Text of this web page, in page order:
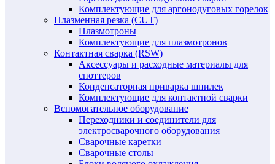
Комплектующие для аргонодуговых горелок
Плазменная резка (CUT)
Плазмотроны
Комплектующие для плазмотронов
Контактная сварка (RSW)
Аксессуары и расходные материалы для
споттеров
Конденсаторная приварка шпилек
Комплектующие для контактной сварки
Вспомогательное оборудование
Переходники и соединители для
электросварочного оборудования
Сварочные каретки
Сварочные столы